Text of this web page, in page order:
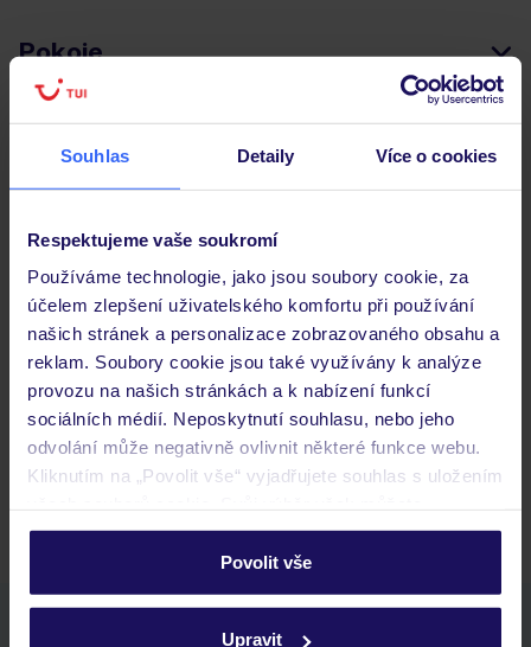
Souhlas Detaily Více o cookies
Respektujeme vaše soukromí
Používáme technologie, jako jsou soubory cookie, za
účelem zlepšení uživatelského komfortu při používání
našich stránek a personalizace zobrazovaného obsahu a
reklam. Soubory cookie jsou také využívány k analýze
provozu na našich stránkách a k nabízení funkcí
sociálních médií. Neposkytnutí souhlasu, nebo jeho
odvolání může negativně ovlivnit některé funkce webu.
Kliknutím na „Povolit vše“ vyjadřujete souhlas s uložením
personalizovat v sekci „Personalizace“.
Podrobné informace o souborech cookie naleznete v
Povolit vše
Upravit
Pokoje
Důležité informace
Často kladené otázky
Jaké doklady jsou potřebné při cestování?
Budeme ubytováni ihned po příjezdu do hotelu?
Kam jít po přistání a vyzvednutí zavazadel?
Zobrazit další